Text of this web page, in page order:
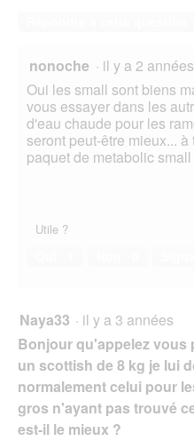
nonoche · il y a 2 années
Oui les small sont biens
vous essayer dans les
d'eau chaude pour les
seront peut-être mieux...
paquet de metabolic small
Utile ?
Naya33 · il y a 3 années
Bonjour qu'appelez vous
un scottish de 8 kg je lui
normalement celui pour
gros n'ayant pas trouvé
est-il le mieux ?